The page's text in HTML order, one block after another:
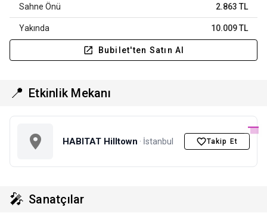
Sahne Önü 2.863 TL
Yakında 10.009 TL
Bubilet'ten Satın Al
📍 Etkinlik Mekanı
HABITAT Hilltown · İstanbul Takip Et
🎤 Sanatçılar